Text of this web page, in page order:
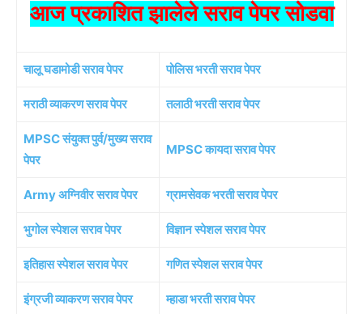
आज प्रकाशित झालेले सराव पेपर सोडवा
चालू घडामोडी सराव पेपर पोलिस भरती सराव पेपर
मराठी व्याकरण सराव पेपर तलाठी भरती सराव पेपर
MPSC संयुक्त पुर्व/मुख्य सराव
पेपर
MPSC कायदा सराव पेपर
Army अग्निवीर सराव पेपर ग्रामसेवक भरती सराव पेपर
भुगोल स्पेशल सराव पेपर विज्ञान स्पेशल सराव पेपर
इतिहास स्पेशल सराव पेपर गणित स्पेशल सराव पेपर
इंग्रजी व्याकरण सराव पेपर म्हाडा भरती सराव पेपर